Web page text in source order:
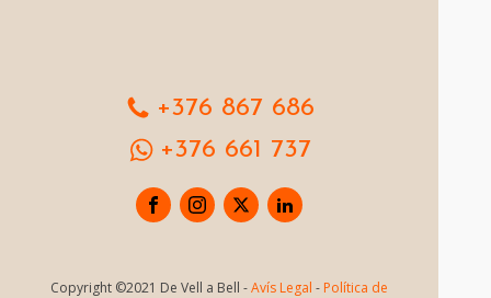
+376 867 686
+376 661 737
Copyright ©2021 De Vell a Bell -Avís Legal - Política de